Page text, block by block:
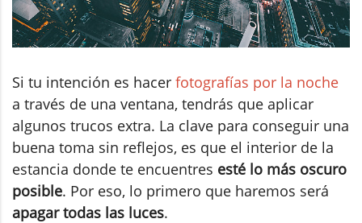
Si tu intención es hacer fotografías por la noche
a través de una ventana, tendrás que aplicar
algunos trucos extra. La clave para conseguir una
buena toma sin reflejos, es que el interior de la
estancia donde te encuentres esté lo más oscuro
posible. Por eso, lo primero que haremos será
apagar todas las luces.